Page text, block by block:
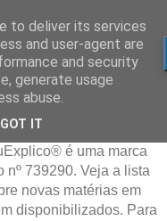
é uma marca
nº 739290. Veja a lista
novas matérias em
disponibilizados. Para
to deliver its services
and user-agent are
and security
generate usage
abuse.
GOT IT